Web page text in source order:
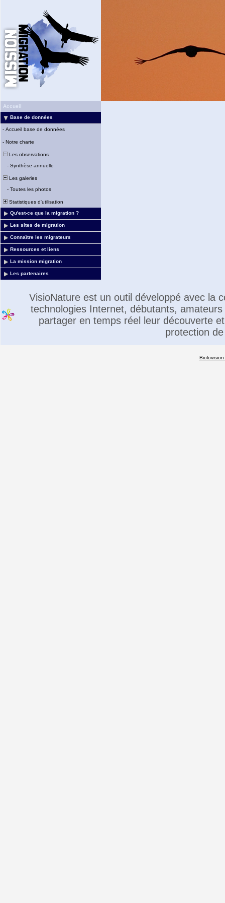
Accueil
Base de données
- Accueil base de données
- Notre charte
Les observations
- Synthèse annuelle
Les galeries
- Toutes les photos
Statistiques d'utilisation
Qu'est-ce que la migration ?
Les sites de migration
Connaître les migrateurs
Ressources et liens
La mission migration
Les partenaires
VisioNature est un outil développé avec la
technologies Internet, débutants,
partager en temps réel leur découverte
protection
Biolovision